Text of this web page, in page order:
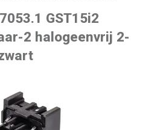
GST15i2
2 halogeenvrij 2-